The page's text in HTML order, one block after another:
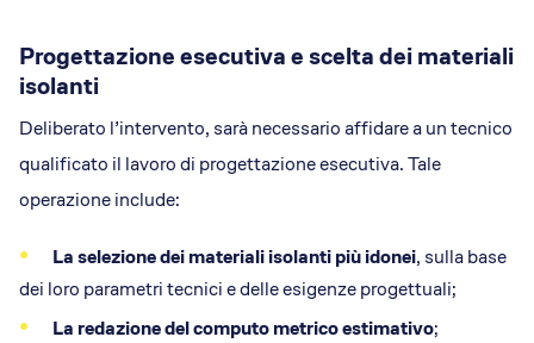
Progettazione esecutiva e scelta dei materiali
isolanti
Deliberato l’intervento, sarà necessario affidare a un tecnico
qualificato il lavoro di progettazione esecutiva. Tale
operazione include:
La selezione dei materiali isolanti più idonei, sulla base
dei loro parametri tecnici e delle esigenze progettuali;
La redazione del computo metrico estimativo;